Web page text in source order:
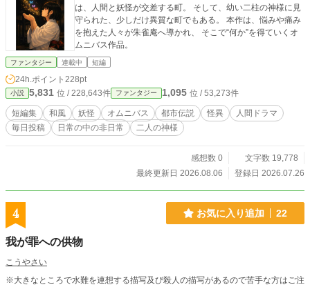
は、人間と妖怪が交差する町。 そして、幼い二柱の神様に見
守られた、少しだけ異質な町でもある。 本作は、悩みや痛み
を抱えた人々が朱雀庵へ導かれ、 そこで“何か”を得ていくオ
ムニバス作品。
ファンタジー 連載中 短編
24h.ポイント 228pt
小説 5,831 位 / 228,643件 ファンタジー 1,095 位 / 53,273件
短編集 和風 妖怪 オムニバス 都市伝説 怪異
人間ドラマ
毎日投稿
日常の中の非日常 二人の神様
感想数 0
文字数 19,778
最終更新日 2026.08.06
登録日 2026.07.26
4 お気に入り追加 22
我が罪への供物
こうやさい
※大きなところで水難を連想する描写及び殺人の描写があるので苦手な方はご注